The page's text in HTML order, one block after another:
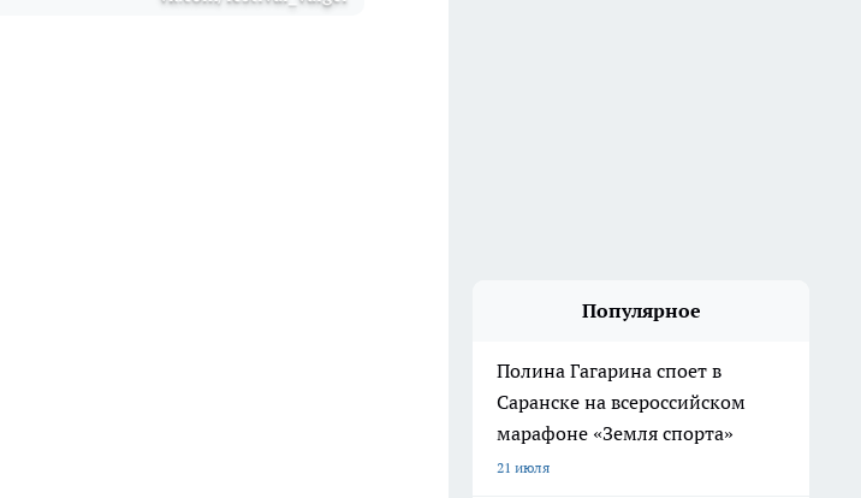
Популярное
Полина Гагарина споет в
Саранске на всероссийском
марафоне «Земля спорта»
21 июля